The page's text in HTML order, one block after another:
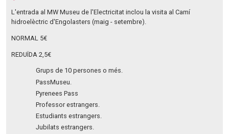
L'entrada al MW Museu de l'Electricitat inclou la visita al Camí
hidroelèctric d'Engolasters (maig - setembre).
NORMAL 5€
REDUÏDA 2,5€
Grups de 10 persones o més.
PassMuseu.
Pyrenees Pass
Professor estrangers.
Estudiants estrangers.
Jubilats estrangers.